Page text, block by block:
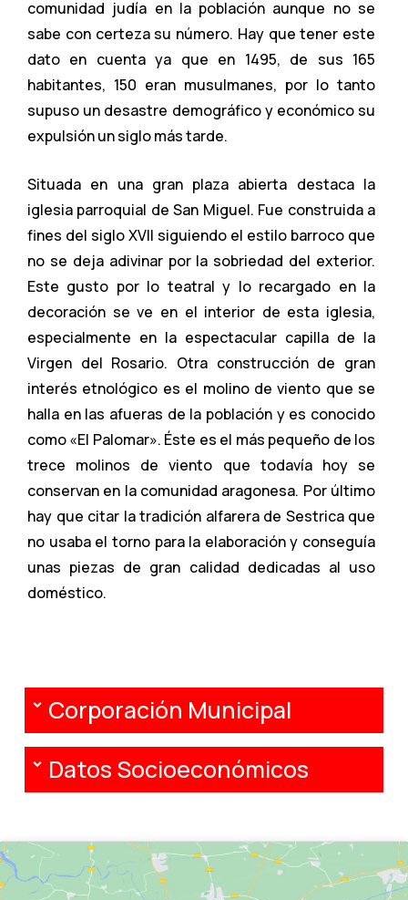
comunidad judía en la población aunque no se
sabe con certeza su número. Hay que tener este
dato en cuenta ya que en 1495, de sus 165
habitantes, 150 eran musulmanes, por lo tanto
supuso un desastre demográfico y económico su
expulsión un siglo más tarde.
Situada en una gran plaza abierta destaca la
iglesia parroquial de San Miguel. Fue construida a
fines del siglo XVII siguiendo el estilo barroco que
no se deja adivinar por la sobriedad del exterior.
Este gusto por lo teatral y lo recargado en la
decoración se ve en el interior de esta iglesia,
especialmente en la espectacular capilla de la
Virgen del Rosario. Otra construcción de gran
interés etnológico es el molino de viento que se
halla en las afueras de la población y es conocido
como «El Palomar». Éste es el más pequeño de los
trece molinos de viento que todavía hoy se
conservan en la comunidad aragonesa. Por último
hay que citar la tradición alfarera de Sestrica que
no usaba el torno para la elaboración y conseguía
unas piezas de gran calidad dedicadas al uso
doméstico.
Corporación Municipal
Datos Socioeconómicos